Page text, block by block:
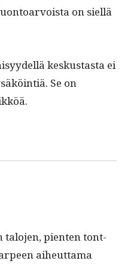
on siel­lä
keskus­tas­ta ei
Se on
talo­jen, pien­ten tont­
aiheut­ta­ma